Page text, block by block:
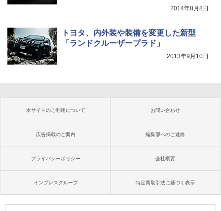
2014年8月8日
トヨタ、内外装や装備を変更した新型
「ランドクルーザープラド」
2013年9月10日
本サイトのご利用について お問い合わせ
広告掲載のご案内 編集部へのご連絡
プライバシーポリシー 会社概要
インプレスグループ 特定商取引法に基づく表示